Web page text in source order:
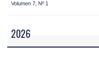
Volumen 7, Nº 1
2026